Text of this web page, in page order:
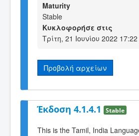
Maturity
Stable
Κυκλοφορήσε στις
Τρίτη, 21 Ιουνίου 2022 17:22
Προβολή αρχείων
Έκδοση 4.1.4.1 Stable
This is the Tamil, India